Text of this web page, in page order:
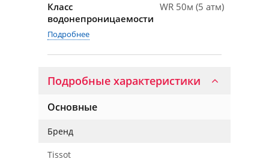
Класс
водонепроницаемости
WR 50м (5 атм)
Подробнее
Подробные характеристики
Основные
Бренд
Tissot